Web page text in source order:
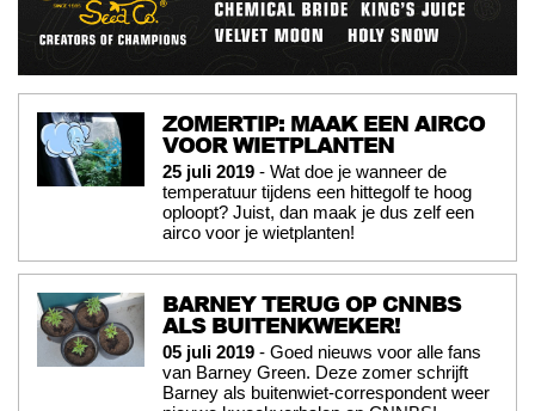
ZOMERTIP: MAAK EEN AIRCO
VOOR WIETPLANTEN
25 juli 2019 - Wat doe je wanneer de
temperatuur tijdens een hittegolf te hoog
oploopt? Juist, dan maak je dus zelf een
airco voor je wietplanten!
BARNEY TERUG OP CNNBS
ALS BUITENKWEKER!
05 juli 2019 - Goed nieuws voor alle fans
van Barney Green. Deze zomer schrijft
Barney als buitenwiet-correspondent weer